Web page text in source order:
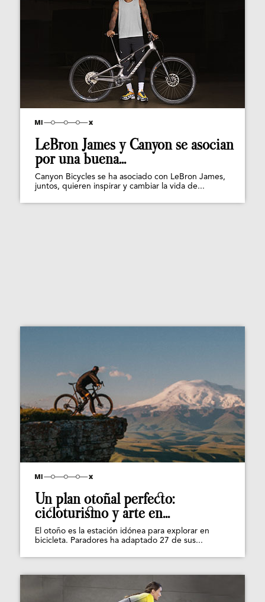
LeBron James y Canyon se asocian
por una buena...
Canyon Bicycles se ha asociado con LeBron James,
juntos, quieren inspirar y cambiar la vida de...
Un plan otoñal perfecto:
cicloturismo y arte en...
El otoño es la estación idónea para explorar en
bicicleta. Paradores ha adaptado 27 de sus...